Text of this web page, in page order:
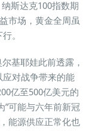
斯达克100指数期
市场，黄金全周虽
。
基耶娃此前透露，
应对战争带来的能
亿至500亿美元的
”可能与六年前新冠
能源供应正常化也